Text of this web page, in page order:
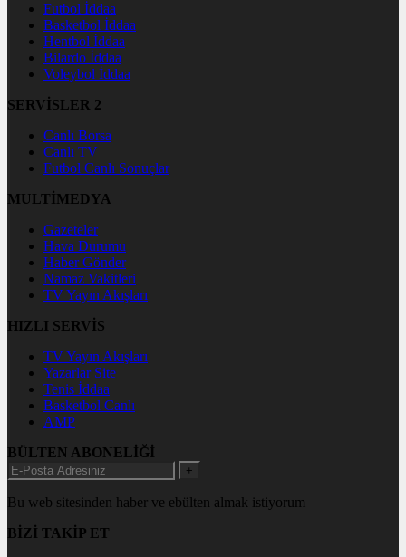
Futbol İddaa
Basketbol İddaa
Hentbol İddaa
Bilardo İddaa
Voleybol İddaa
SERVİSLER 2
Canlı Borsa
Canlı TV
Futbol Canlı Sonuçlar
MULTİMEDYA
Gazeteler
Hava Durumu
Haber Gönder
Namaz Vakitleri
TV Yayın Akışları
HIZLI SERVİS
TV Yayın Akışları
Yazarlar Site
Tenis İddaa
Basketbol Canlı
AMP
BÜLTEN ABONELİĞİ
+
Bu web sitesinden haber ve ebülten almak istiyorum
BİZİ TAKİP ET